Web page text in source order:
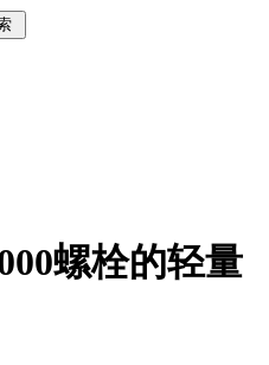
螺栓的轻量